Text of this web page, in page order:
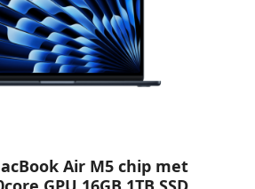
Air M5 chip met